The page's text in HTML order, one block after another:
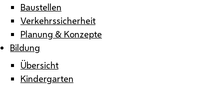
Baustellen
Verkehrssicherheit
Planung & Konzepte
Bildung
Übersicht
Kindergarten